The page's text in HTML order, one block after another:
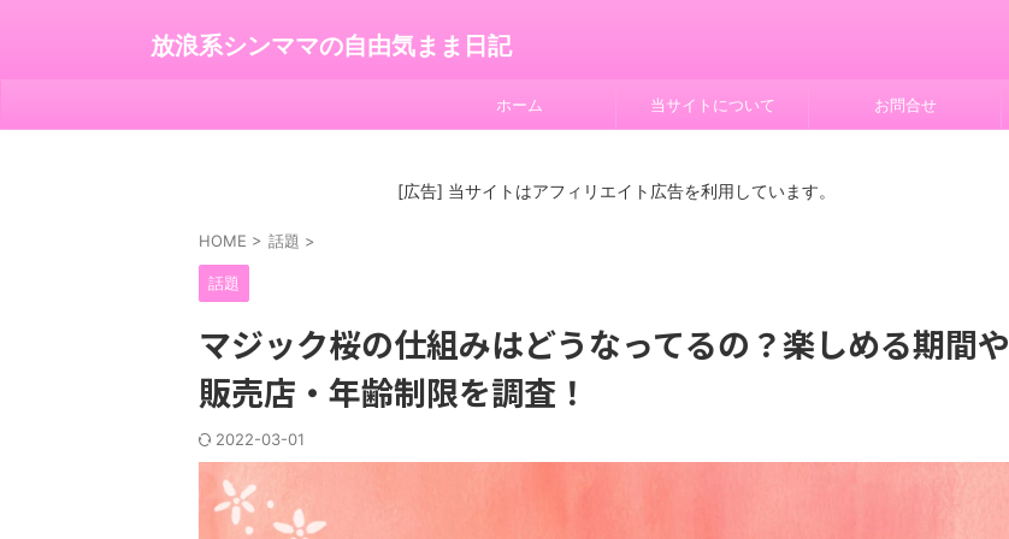
放浪系シンママの自由気まま日記
ホーム 当サイトについて お問合せ
[広告] 当サイトはアフィリエイト広告を利用しています。
HOME > 話題 >
話題
マジック桜の仕組みはどうなってるの？楽しめる期間や
販売店・年齢制限を調査！
2022-03-01